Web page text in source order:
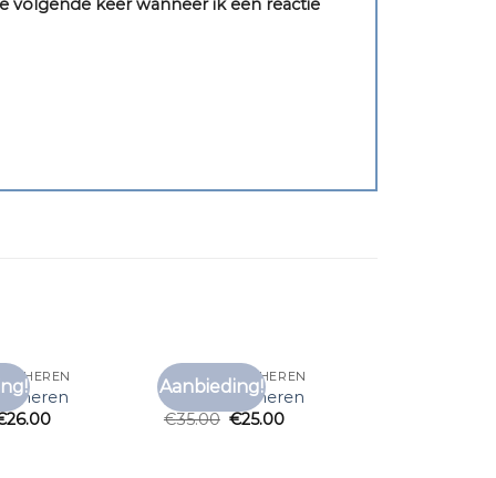
volgende keer wanneer ik een reactie
Toevoegen
HEREN
heren
26.00
Aanbieding!
Toevoegen
C&A T SHIRTS HEREN
c&a t shirts heren
€35.00 €25.00